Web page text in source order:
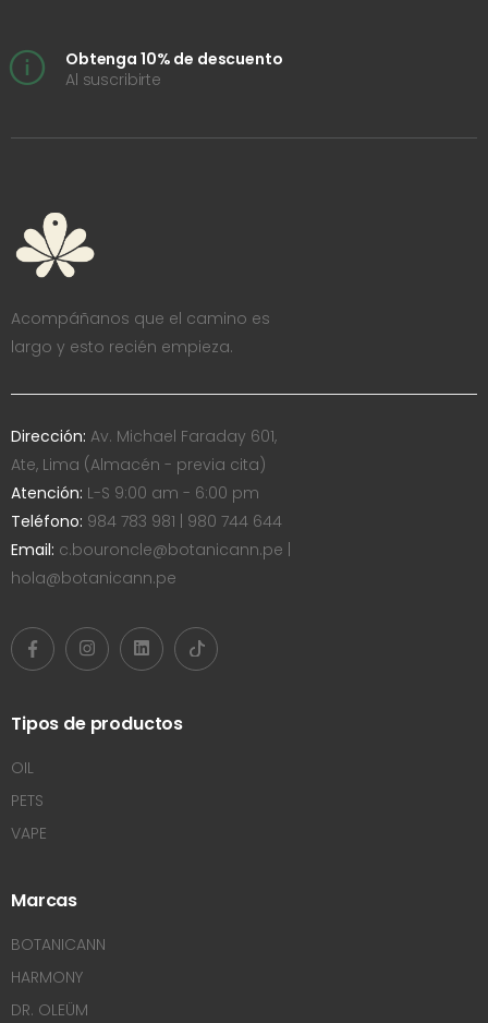
Obtenga 10% de descuento
Al suscribirte
Acompáñanos que el camino es
largo y esto recién empieza.
Dirección: Av. Michael Faraday 601,
Ate, Lima (Almacén - previa cita)
Atención: L-S 9:00 am - 6:00 pm
Teléfono: 984 783 981 | 980 744 644
Email: c.bouroncle@botanicann.pe |
hola@botanicann.pe
Tipos de productos
OIL
PETS
VAPE
Marcas
BOTANICANN
HARMONY
DR. OLEÜM